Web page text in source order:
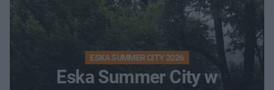
ESKA SUMMER CITY 2026
Eska Summer City w